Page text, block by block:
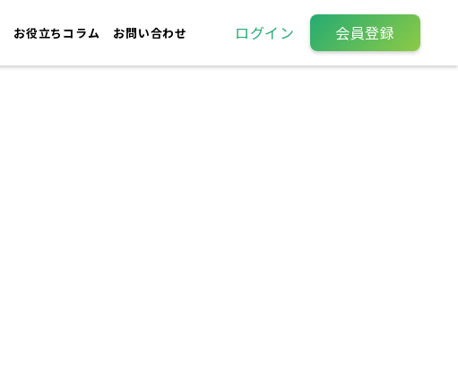
お役立ちコラム お問い合わせ ログイン 会員登録